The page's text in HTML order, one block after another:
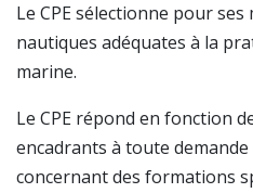
Le CPE sélectionne pour
nautiques adéquates à la
marine.
Le CPE répond en fonction
encadrants à toute
concernant des formations